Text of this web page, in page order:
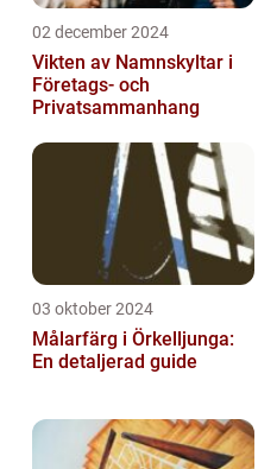
02 december 2024
Vikten av Namnskyltar i
Företags- och
Privatsammanhang
03 oktober 2024
Målarfärg i Örkelljunga:
En detaljerad guide